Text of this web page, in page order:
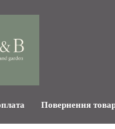
Повернення